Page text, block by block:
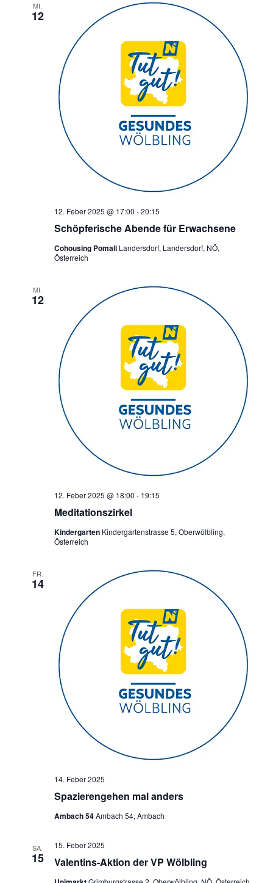
MI.
12
Schöpferische Abende für Erwachsene
12. Feber 2025 @ 17:00 -20:15
Cohousing Pomali Landersdorf, Landersdorf, NÖ,
Österreich
MI.
12
Meditationszirkel
12. Feber 2025 @ 18:00 - 19:15
Kindergarten Kindergartenstrasse 5, Oberwölbling,
Österreich
FR.
14
Spazierengehen mal anders
14. Feber 2025
Ambach 54Ambach 54, Ambach
SA.
15 Valentins-Aktion der VP Wölbling
15. Feber 2025